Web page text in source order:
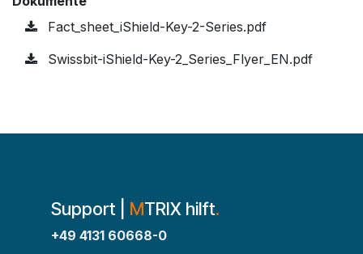
Fact_sheet_iShield-Key-2-Series.pdf
Swissbit-iShield-Key-2_Series_Flyer_EN.pdf
Support | MTRIX hilft.
+49 4131 60668-0